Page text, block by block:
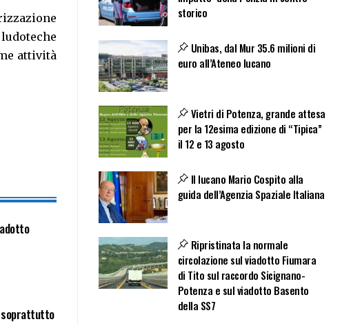
attività
soprattutto
storico
Unibas, dal Mur 35.6 milioni di
euro all’Ateneo lucano
Vietri di Potenza, grande attesa
per la 12esima edizione di “Tipica”
il 12 e 13 agosto
Il lucano Mario Cospito alla
guida dell’Agenzia Spaziale Italiana
Ripristinata la normale
circolazione sul viadotto Fiumara
di Tito sul raccordo Sicignano-
Potenza e sul viadotto Basento
della SS7